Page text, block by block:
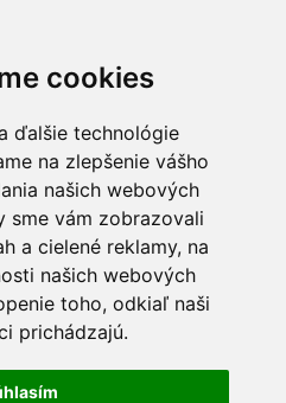
cookies
ďalšie technológie
na zlepšenie vášho
našich webových
sme vám zobrazovali
a cielené reklamy, na
našich webových
toho, odkiaľ naši
prichádzajú.